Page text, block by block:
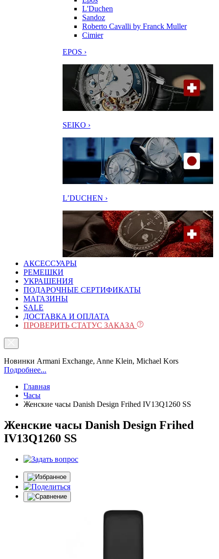
L'Duchen
Sandoz
Roberto Cavalli by Franck Muller
Cimier
EPOS ›
SEIKO ›
L’DUCHEN ›
АКСЕССУАРЫ
РЕМЕШКИ
УКРАШЕНИЯ
ПОДАРОЧНЫЕ СЕРТИФИКАТЫ
МАГАЗИНЫ
SALE
ДОСТАВКА И ОПЛАТА
ПРОВЕРИТЬ СТАТУС ЗАКАЗА
Новинки Armani Exchange, Anne Klein, Michael Kors
Подробнее...
Главная
Часы
Женские часы Danish Design Frihed IV13Q1260 SS
Женские часы Danish Design Frihed
IV13Q1260 SS